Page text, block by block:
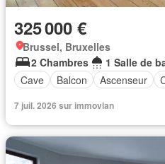
325 000 €
Brussel, Bruxelles
2 Chambres
1 Salle de
Cave
Balcon Ascenseur
7 juil. 2026 sur immovlan